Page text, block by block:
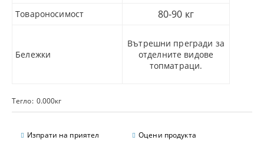
Товароносимост
80-90 кг
Бележки
Вътрешни прегради за
отделните видове
топматраци.
Тегло: 0.000кг
Изпрати на приятел Оцени продукта